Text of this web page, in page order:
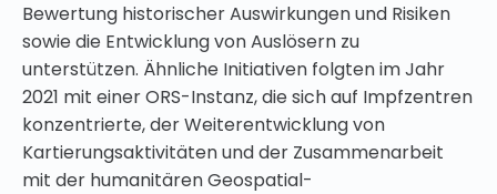
Bewertung historischer Auswirkungen und Risiken
sowie die Entwicklung von Auslösern zu
unterstützen. Ähnliche Initiativen folgten im Jahr
2021 mit einer ORS-Instanz, die sich auf Impfzentren
konzentrierte, der Weiterentwicklung von
Kartierungsaktivitäten und der Zusammenarbeit
mit der humanitären Geospatial-